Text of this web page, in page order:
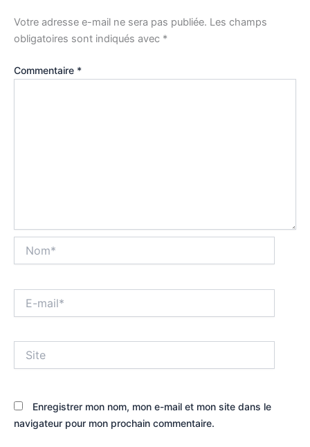
Votre adresse e-mail ne sera pas publiée. Les champs
obligatoires sont indiqués avec *
Commentaire *
mail*
Enregistrer mon nom, mon e-mail et mon site dans le
navigateur pour mon prochain commentaire.